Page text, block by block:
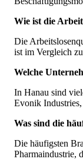
Wie ist die
Die
ist im Vergleich
Welche
In Hanau sind
Evonik
Was sind die
Die häufigsten
Pharmaindustrie,